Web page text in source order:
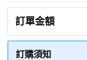
訂單金額
訂購須知